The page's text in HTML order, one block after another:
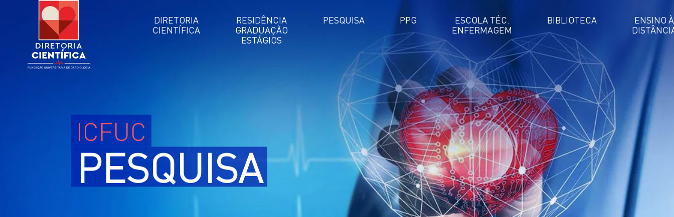
DIRETORIA
CIENTÍFICA
RESIDÊNCIA
GRADUAÇÃO
ESTÁGIOS
PESQUISA PPG
ESCOLA TÉC.
ENFERMAGEM
BIBLIOTECA
ENSINO À
ICFUC
PESQUISA